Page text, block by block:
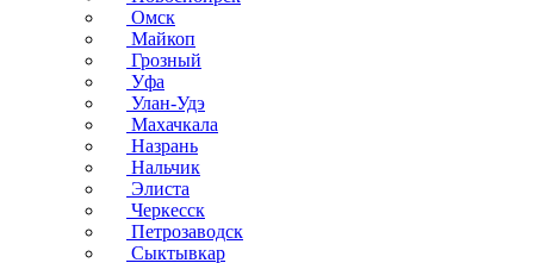
Омск
Майкоп
Грозный
Уфа
Улан-Удэ
Махачкала
Назрань
Нальчик
Элиста
Черкесск
Петрозаводск
Сыктывкар